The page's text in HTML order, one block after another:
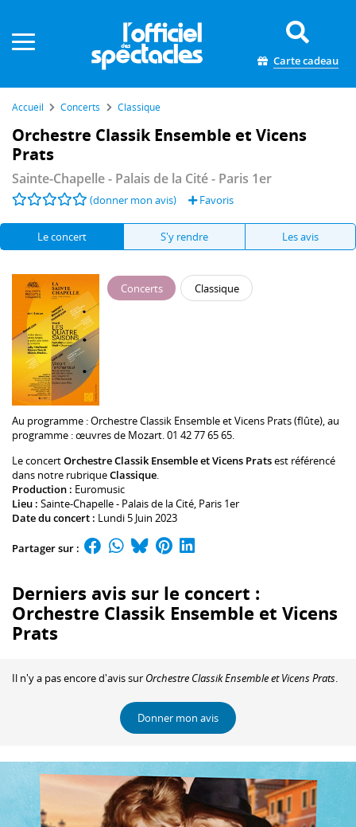
Carte cadeau
Accueil Concerts Classique
Orchestre Classik Ensemble et Vicens
Prats
Sainte-Chapelle - Palais de la Cité- Paris 1er
(donner mon avis) Favoris
Le concert S'y rendre Les avis
Concerts Classique
Au programme :Orchestre Classik EnsembleetVicens Prats(flûte), au
programme : œuvres de Mozart. 01 42 77 65 65.
Le concertOrchestre Classik Ensemble et Vicens Pratsest référencé
dans notre rubriqueClassique.
Production : Euromusic
Lieu : Sainte-Chapelle - Palais de la Cité, Paris 1er
Date du concert : Lundi 5 Juin 2023
Partager sur :
Derniers avis sur le concert :
Orchestre Classik Ensemble et Vicens
Prats
Il n'y a pas encore d'avis sur Orchestre Classik Ensemble et Vicens Prats.
Donner mon avis